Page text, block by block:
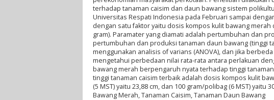
terhadap tanaman caisim dan daun bawang sistem
Universitas Respati Indonesia pada Februari sampai
dengan satu faktor yaitu dosis kompos kulit bawang merah
gram). Paramater yang diamati adalah pertumbuhan dan
pertumbuhan dan produksi tanaman daun bawang (tinggi
menggunakan analisis of varians (ANOVA), dan jika
mengetahui perbedaan nilai rata-rata antara perlakuan
bawang merah berpengaruh nyata terhadap tinggi
tinggi tanaman caisim terbaik adalah dosis kompos kulit
(5 MST) yaitu 23,88 cm, dan 100 gram/polibag (6 MST) yaitu
Bawang Merah, Tanaman Caisim, Tanaman Daun Bawang